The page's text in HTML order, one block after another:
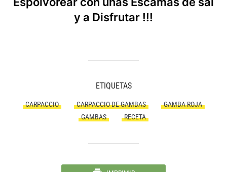
y a Disfrutar !!!
ETIQUETAS
CARPACCIO CARPACCIO DE GAMBAS
GAMBA ROJA
GAMBAS
RECETA